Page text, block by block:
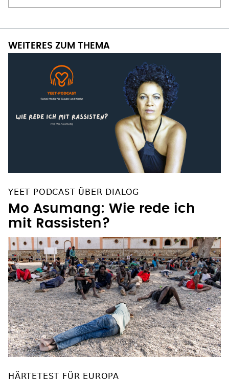
WEITERES ZUM THEMA
YEET PODCAST ÜBER DIALOG
Mo Asumang: Wie rede ich
mit Rassisten?
HÄRTETEST FÜR EUROPA